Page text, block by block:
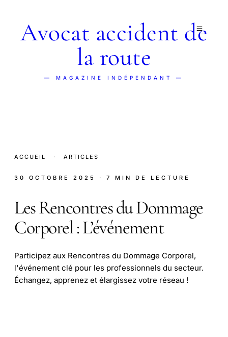
Avocat accident de
la route
— MAGAZINE INDÉPENDANT —
ACCUEIL · ARTICLES
30 OCTOBRE 2025 · 7 MIN DE LECTURE
Les Rencontres du Dommage
Corporel : L’événement
Participez aux Rencontres du Dommage Corporel,
l'événement clé pour les professionnels du secteur.
Échangez, apprenez et élargissez votre réseau !